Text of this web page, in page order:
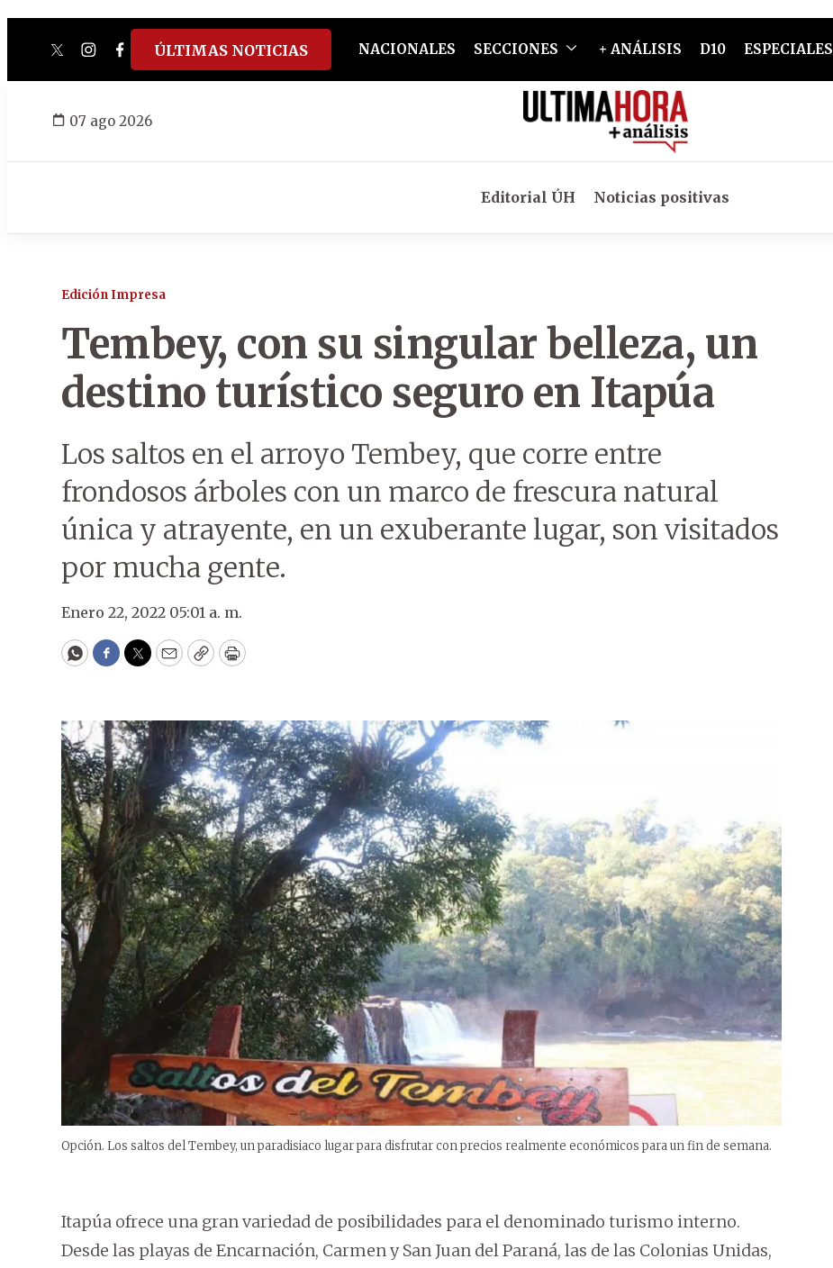
twitterinstagram
facebook
tiktokyoutube
spotify
ÚLTIMAS NOTICIAS NACIONALES SECCIONES + ANÁLISIS D10 ESPECIALES
07 ago 2026
Editorial ÚH Noticias positivas
Edición Impresa
Tembey, con su singular belleza, un
destino turístico seguro en Itapúa
Los saltos en el arroyo Tembey, que corre entre
frondosos árboles con un marco de frescura natural
única y atrayente, en un exuberante lugar, son visitados
por mucha gente.
Enero 22, 2022 05:01 a. m.
WhatsApp
Facebook
Twitter
EmailCopyPrint
Opción. Los saltos del Tembey, un paradisiaco lugar para disfrutar con precios realmente económicos para un fin de semana.
Itapúa ofrece una gran variedad de posibilidades para el denominado turismo interno.
Desde las playas de Encarnación, Carmen y San Juan del Paraná, las de las Colonias Unidas,